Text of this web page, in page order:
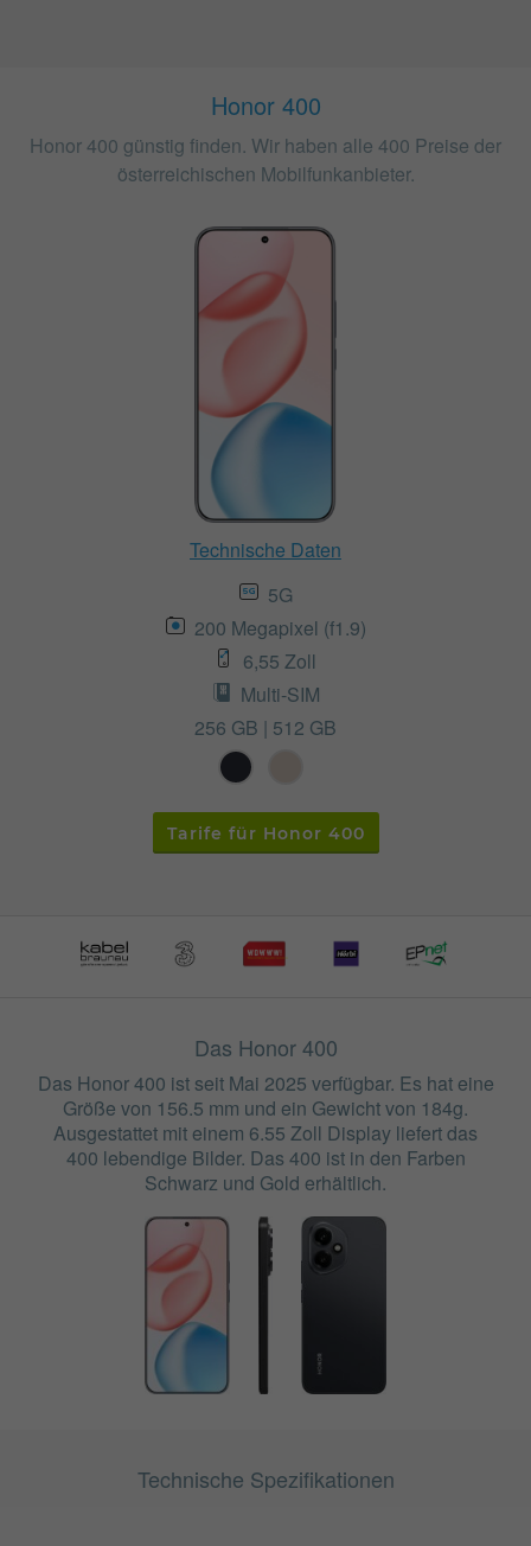
Honor 400
Honor 400 günstig finden. Wir haben alle 400 Preise der
österreichischen Mobilfunkanbieter.
Technische Daten
5G
200 Megapixel (f1.9)
6,55 Zoll
Multi-SIM
256 GB | 512 GB
Tarife für Honor 400
Das Honor 400
Das Honor 400 ist seit Mai 2025 verfügbar. Es hat eine
Größe von 156.5 mm und ein Gewicht von 184g.
Ausgestattet mit einem 6.55 Zoll Display liefert das
400 lebendige Bilder. Das 400 ist in den Farben
Schwarz und Gold erhältlich.
Technische Spezifikationen